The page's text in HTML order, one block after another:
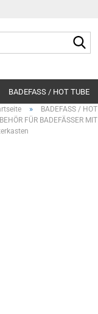
BADEFASS / HOT TUBE
» BADEFASS /
FÜR BADEFÄSSER